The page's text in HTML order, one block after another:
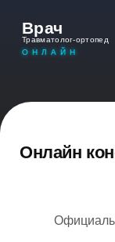
Врач
Травматолог-ортопед
ОНЛАЙН
Онлайн